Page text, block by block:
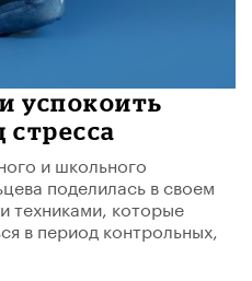
успокоить
стресса
и школьного
поделилась в своем
техниками, которые
в период контрольных,